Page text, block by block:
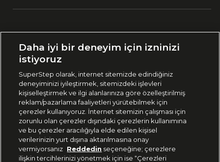
🇹🇷 Türkiye
444 37 36
Uygulamadan Takip Edin
Daha iyi bir deneyim için izninizi
istiyoruz
SuperStep olarak, internet sitemizde edindiğiniz
deneyiminizi iyileştirmek, sitemizdeki işlevleri
kişiselleştirmek ve ilgi alanlarınıza göre özelleştirilmiş
reklam/pazarlama faaliyetleri yürütebilmek için
çerezler kullanıyoruz. İnternet sitemizin çalışması için
zorunlu olan çerezler dışındaki çerezlerin kullanımına
ve bu çerezler aracılığıyla elde edilen kişisel
verilerinizin yurt dışına aktarılmasına onay
vermiyorsanız Reddedin seçeneğine; çerezlere
ilişkin tercihlerinizi yönetmek için ise “Çerezleri